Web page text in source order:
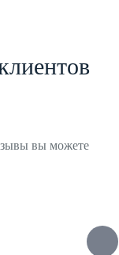
вы можете